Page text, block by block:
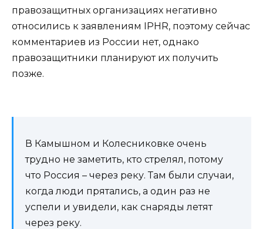
правозащитных организациях негативно
относились к заявлениям IPHR, поэтому сейчас
комментариев из России нет, однако
правозащитники планируют их получить
позже.
В Камышном и Колесниковке очень
трудно не заметить, кто стрелял, потому
что Россия – через реку. Там были случаи,
когда люди прятались, а один раз не
успели и увидели, как снаряды летят
через реку.